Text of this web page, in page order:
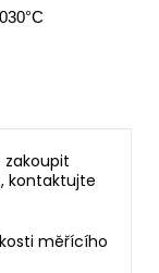
kontaktujte
měřícího